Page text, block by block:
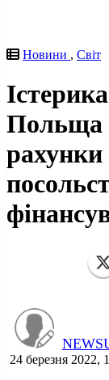
Новини , Світ
Польща
рахунки
24 березня 2022,